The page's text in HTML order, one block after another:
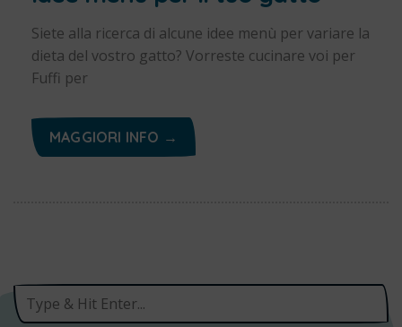
Siete alla ricerca di alcune idee menù per variare la
dieta del vostro gatto? Vorreste cucinare voi per
Fuffi per
MAGGIORI INFO →